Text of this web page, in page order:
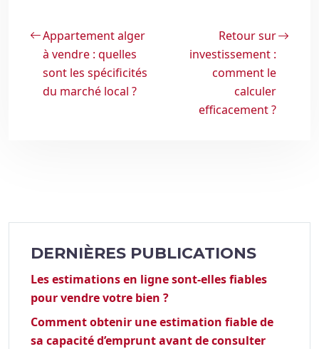
Appartement alger
à vendre : quelles
sont les spécificités
du marché local ?
Retour sur
investissement :
comment le
calculer
efficacement ?
DERNIÈRES PUBLICATIONS
Les estimations en ligne sont-elles fiables
pour vendre votre bien ?
Comment obtenir une estimation fiable de
sa capacité d’emprunt avant de consulter